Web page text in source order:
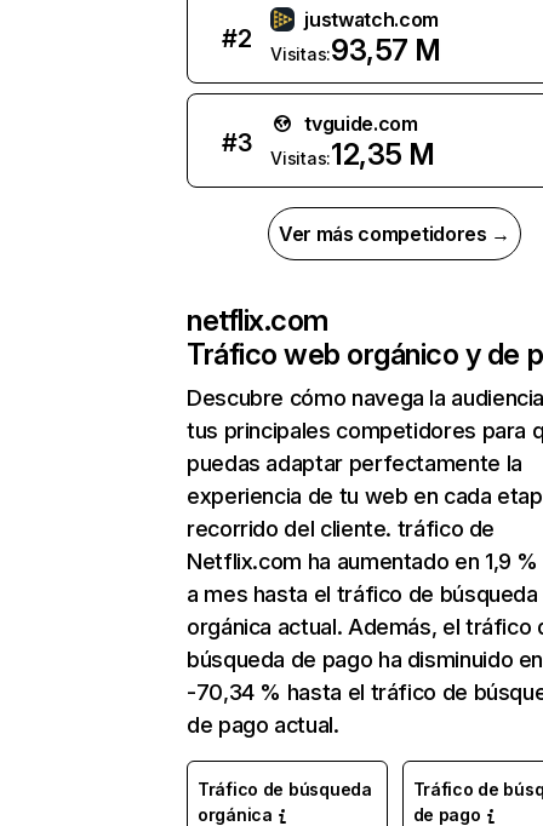
#2
justwatch.com
Visitas:93,57 M
#3
tvguide.com
Visitas:12,35 M
Ver más competidores →
netflix.com
Tráfico web orgánico y de
Descubre cómo navega la
tus principales competidores para
puedas adaptar perfectamente la
experiencia de tu web en cada
recorrido del cliente. tráfico de
Netflix.com ha aumentado en 1,9
a mes hasta el tráfico de búsqueda
orgánica actual. Además, el tráfico
búsqueda de pago ha disminuido en
-70,34 % hasta el tráfico de
de pago actual.
Tráfico de búsqueda
orgánica
Tráfico de
de pago